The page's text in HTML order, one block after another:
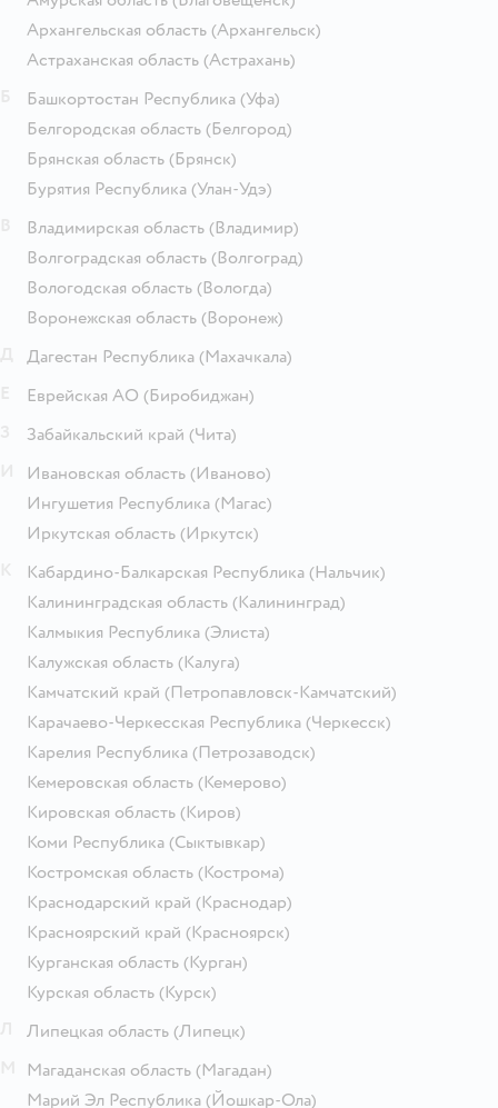
Архангельская область (Архангельск)
Астраханская область (Астрахань)
Башкортостан Республика (Уфа)
Белгородская область (Белгород)
Брянская область (Брянск)
Бурятия Республика (Улан-Удэ)
Владимирская область (Владимир)
Волгоградская область (Волгоград)
Вологодская область (Вологда)
Воронежская область (Воронеж)
Дагестан Республика (Махачкала)
Еврейская АО (Биробиджан)
Забайкальский край (Чита)
Ивановская область (Иваново)
Ингушетия Республика (Магас)
Иркутская область (Иркутск)
Кабардино-Балкарская Республика (Нальчик)
Калининградская область (Калининград)
Калмыкия Республика (Элиста)
Калужская область (Калуга)
Камчатский край (Петропавловск-Камчатский)
Карачаево-Черкесская Республика (Черкесск)
Карелия Республика (Петрозаводск)
Кемеровская область (Кемерово)
Кировская область (Киров)
Коми Республика (Сыктывкар)
Костромская область (Кострома)
Краснодарский край (Краснодар)
Красноярский край (Красноярск)
Курганская область (Курган)
Курская область (Курск)
Липецкая область (Липецк)
Магаданская область (Магадан)
Марий Эл Республика (Йошкар-Ола)